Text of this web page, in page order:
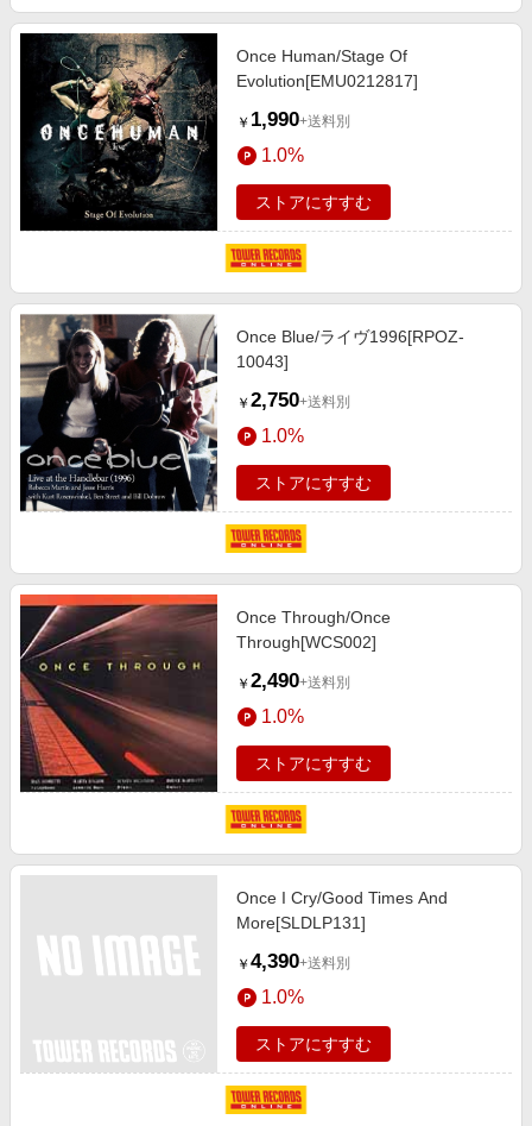
Once Human/Stage Of
Evolution[EMU0212817]
￥ 1,990+送料別
1.0%
ストアにすすむ
Once Blue/ライヴ1996[RPOZ-
10043]
￥ 2,750+送料別
1.0%
ストアにすすむ
Once Through/Once
Through[WCS002]
￥ 2,490+送料別
1.0%
ストアにすすむ
Once I Cry/Good Times And
More[SLDLP131]
￥ 4,390+送料別
1.0%
ストアにすすむ